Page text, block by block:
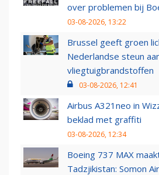
over problemen bij
03-08-2026, 13:22
Brussel geeft groen
Nederlandse steun
vliegtuigbrandstoffen
03-08-2026, 12:41
Airbus A321neo in
beklad met graffiti
03-08-2026, 12:34
Boeing 737 MAX
Tadzjikistan: Somon